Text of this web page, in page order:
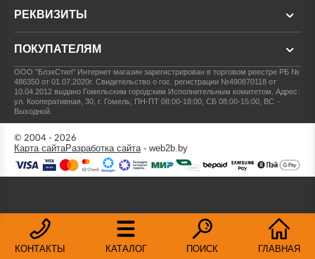
КОНТАКТЫ КАТАЛОГ ПОИСК ГЛАВНАЯ
РЕКВИЗИТЫ
ПОКУПАТЕЛЯМ
ООО "БлэкСтил" Интернет магазин зарегистрирован в торговом реестре РБ №
486350 от 01.07.2020г.Свидетельство о гос. регистрации №490870118 от
10.04.2012 выдано Гомельским городским Исполнительным комитетом.Адрес:
ул. Кооперативная, 30, г. Гомель; ПН-ПТ 08:00-18:00, СБ 08:00-15:00, ВС -
Выходной.
© 2004 - 2026
Карта сайтаРазработка сайта- web2b.by